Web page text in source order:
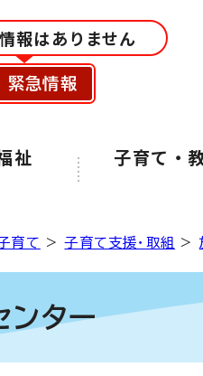
報はありません
緊急情報
祉 子育て・
育て >子育て支援・取組 >
ンター